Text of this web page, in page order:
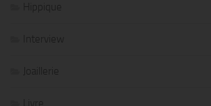
Hippique
Interview
Joaillerie
Livre